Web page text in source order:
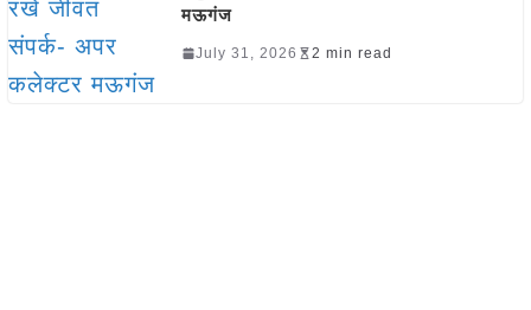
मऊगंज
July 31, 2026 2 min read